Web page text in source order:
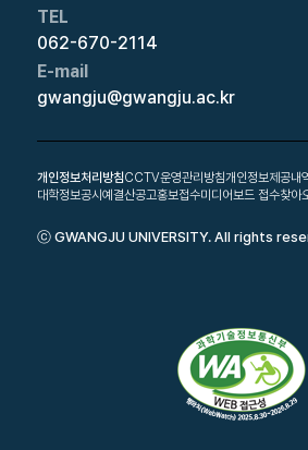
TEL
062-670-2114
E-mail
gwangju@gwangju.ac.kr
개인정보처리방침CCTV운영관리방침개인정보제공내
대학정보공시예결산공고홍보접수미디어보드 접수찾아
ⓒ GWANGJU UNIVERSITY. All rights